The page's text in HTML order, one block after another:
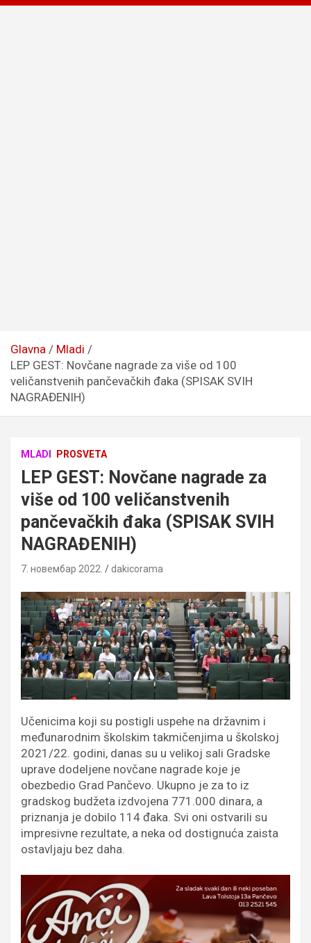
Glavna
Mladi
LEP GEST: Novčane nagrade za više od 100
veličanstvenih pančevačkih đaka (SPISAK SVIH
NAGRAĐENIH)
MLADI PROSVETA
LEP GEST: Novčane nagrade za
više od 100 veličanstvenih
pančevačkih đaka (SPISAK SVIH
NAGRAĐENIH)
7. новембар 2022. dakicorama
Učenicima koji su postigli uspehe na državnim i
međunarodnim školskim takmičenjima u školskoj
2021/22. godini, danas su u velikoj sali Gradske
uprave dodeljene novčane nagrade koje je
obezbedio Grad Pančevo. Ukupno je za to iz
gradskog budžeta izdvojena 771.000 dinara, a
priznanja je dobilo 114 đaka. Svi oni ostvarili su
impresivne rezultate, a neka od dostignuća zaista
ostavljaju bez daha.